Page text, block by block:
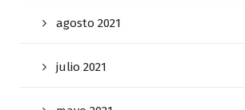
agosto 2021
julio 2021